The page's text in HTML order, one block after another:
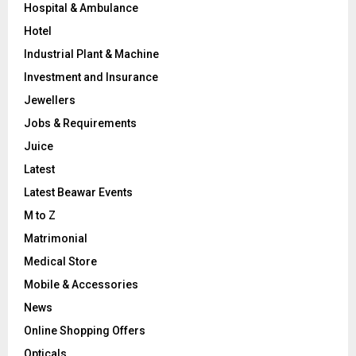
Hospital & Ambulance
Hotel
Industrial Plant & Machine
Investment and Insurance
Jewellers
Jobs & Requirements
Juice
Latest
Latest Beawar Events
M to Z
Matrimonial
Medical Store
Mobile & Accessories
News
Online Shopping Offers
Opticals